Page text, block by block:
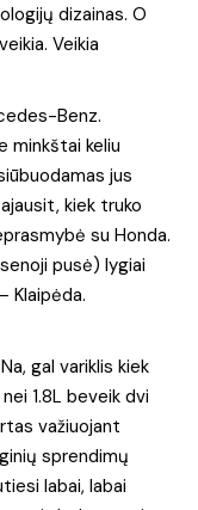
dizainas. O
Veikia
Benz.
minkštai keliu
jus
kiek truko
su Honda.
pusė) lygiai
Klaipėda.
gal variklis kiek
1.8L beveik dvi
važiuojant
sprendimų
labai, labai